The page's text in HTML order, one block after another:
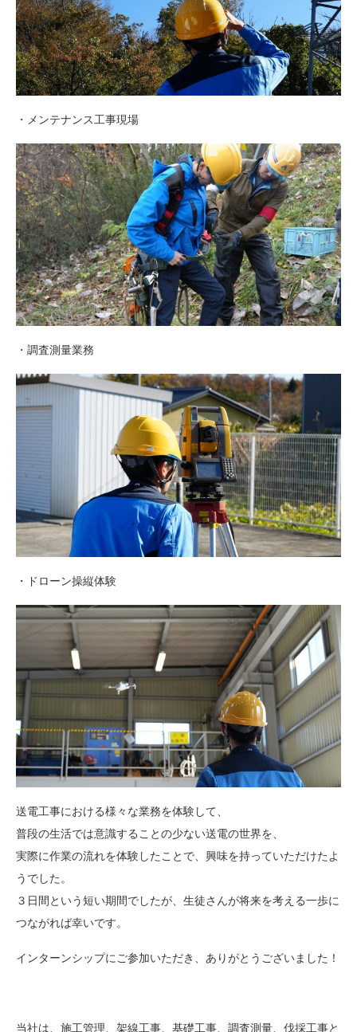
・メンテナンス工事現場
・調査測量業務
・ドローン操縦体験
送電工事における様々な業務を体験して、
普段の生活では意識することの少ない送電の世界を、
実際に作業の流れを体験したことで、興味を持っていただけたよ
うでした。
３日間という短い期間でしたが、生徒さんが将来を考える一歩に
つながれば幸いです。
インターンシップにご参加いただき、ありがとうございました！
当社は、施工管理、架線工事、基礎工事、調査測量、伐採工事と